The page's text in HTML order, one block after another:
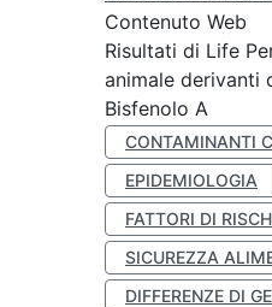
Contenuto Web
Risultati di Life
animale derivanti
Bisfenolo A
CONTAMINANTI
EPIDEMIOLOGIA
FATTORI DI
SICUREZZA
DIFFERENZE DI